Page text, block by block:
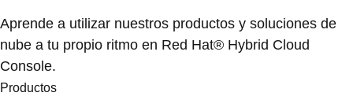
Aprende a utilizar nuestros productos y soluciones de
nube a tu propio ritmo en Red Hat® Hybrid Cloud
Console.
Productos